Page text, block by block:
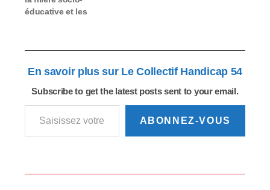
de handicap
éducative et les
attendu, ce Décret fait
des métiers de
l’accompagnement du
social et du médico-
En savoir plus sur Le Collectif Handicap 54
Subscribe to get the latest posts sent to your email.
Saisissez votre adresse e-mail…
ABONNEZ-VOUS